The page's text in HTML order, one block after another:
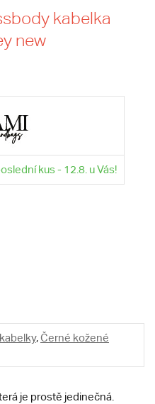
kabelka
new
kus - 12.8. u Vás!
,Černé kožené
je prostě jedinečná.